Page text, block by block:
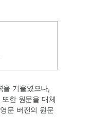
기울였으나,
한 원문을 대체
문 버전의 원문